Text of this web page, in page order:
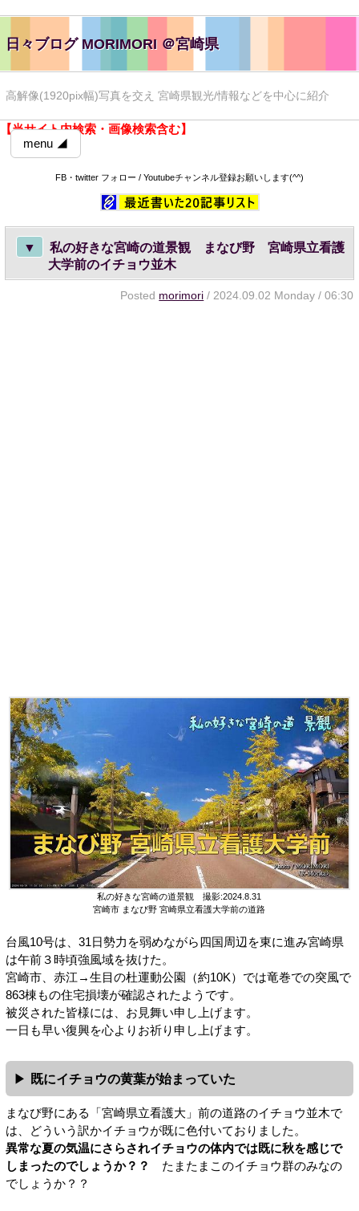
日々ブログ MORIMORI ＠宮崎県
高解像(1920pix幅)写真を交え 宮崎県観光/情報などを中心に紹介
【当サイト内検索・画像検索含む】
menu ◢
FB・twitter フォロー / Youtubeチャンネル登録お願いします(^^)
▼
私の好きな宮崎の道景観 まなび野 宮崎県立看護
大学前のイチョウ並木
Posted morimori / 2024.09.02 Monday / 06:30
私の好きな宮崎の道景観 撮影:2024.8.31
宮崎市 まなび野 宮崎県立看護大学前の道路
台風10号は、31日勢力を弱めながら四国周辺を東に進み宮崎県
は午前３時頃強風域を抜けた。
宮崎市、赤江→生目の杜運動公園（約10K）では竜巻での突風で
863棟もの住宅損壊が確認されたようです。
被災された皆様には、お見舞い申し上げます。
一日も早い復興を心よりお祈り申し上げます。
既にイチョウの黄葉が始まっていた
まなび野にある「宮崎県立看護大」前の道路のイチョウ並木で
は、どういう訳かイチョウが既に色付いておりました。
異常な夏の気温にさらされイチョウの体内では既に秋を感じで
しまったのでしょうか？？
たまたまこのイチョウ群のみなの
でしょうか？？